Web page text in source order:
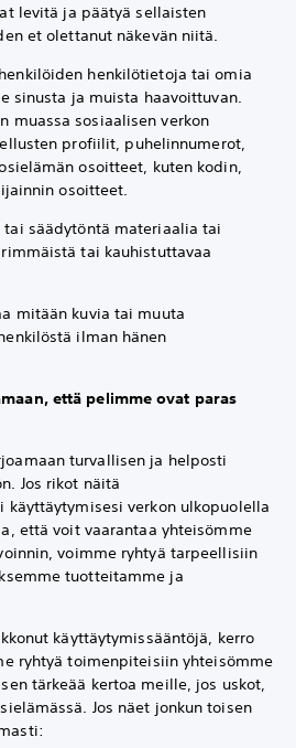
levitä ja päätyä sellaisten
et olettanut näkevän niitä.
henkilötietoja tai omia
sinusta ja muista haavoittuvan.
muassa sosiaalisen verkon
profiilit, puhelinnumerot,
osoitteet, kuten kodin,
osoitteet.
säädytöntä materiaalia tai
tai kauhistuttavaa
mitään kuvia tai muuta
ilman hänen
että pelimme ovat paras
turvallisen ja helposti
Jos rikot näitä
käyttäytymisesi verkon ulkopuolella
että voit vaarantaa yhteisömme
voimme ryhtyä tarpeellisiin
tuotteitamme ja
käyttäytymissääntöjä, kerro
ryhtyä toimenpiteisiin yhteisömme
tärkeää kertoa meille, jos uskot,
Jos näet jonkun toisen